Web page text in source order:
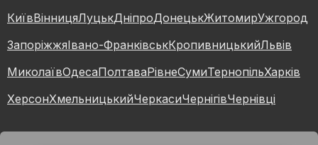
КиївВінницяЛуцькДніпроДонецькЖитомирУжгород
ЗапоріжжяІвано-ФранківськКропивницькийЛьвів
МиколаївОдесаПолтаваРівнеСумиТернопільХарків
ХерсонХмельницькийЧеркасиЧернігівЧернівці